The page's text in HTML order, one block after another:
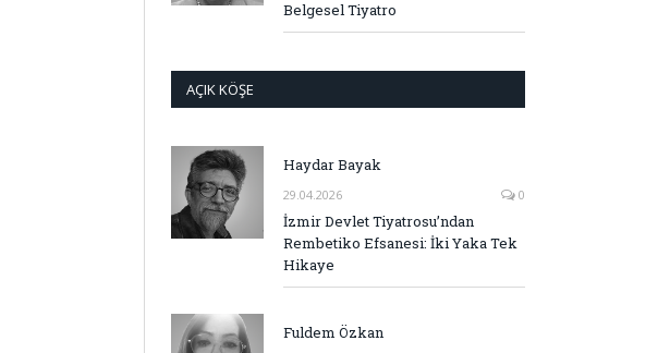
Belgesel Tiyatro
AÇIK KÖŞE
Haydar Bayak
29.04.2026 0
İzmir Devlet Tiyatrosu’ndan
Rembetiko Efsanesi: İki Yaka Tek
Hikaye
Fuldem Özkan